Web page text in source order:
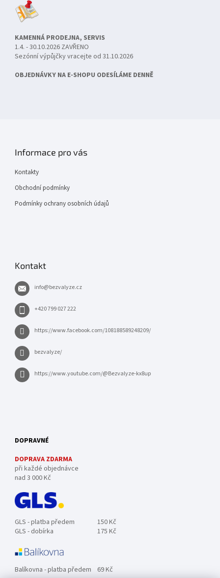
KAMENNÁ PRODEJNA, SERVIS
1.4. - 30.10.2026 ZAVŘENO
Sezónní výpůjčky vracejte od 31.10.2026
OBJEDNÁVKY NA E-SHOPU ODESÍLÁME DENNĚ
Informace pro vás
Kontakty
Obchodní podmínky
Podmínky ochrany osobních údajů
Kontakt
info@bezvalyze.cz
+420 799 027 222
https://www.facebook.com/108188589248209/
bezvalyze/
https://www.youtube.com/@Bezvalyze-kx8up
DOPRAVNÉ
DOPRAVA ZDARMA
při každé objednávce
nad 3 000 Kč
GLS - platba předem
150 Kč
GLS - dobírka
175 Kč
Balíkovna - platba předem 69 Kč